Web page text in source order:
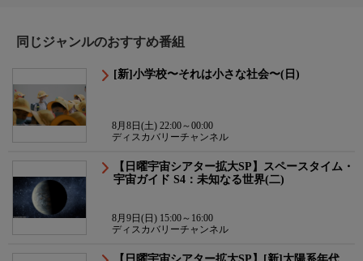
同じジャンルのおすすめ番組
[新]小学校〜それは小さな社会〜(日)
8月8日(土) 22:00～00:00
ディスカバリーチャンネル
【日曜宇宙シアター拡大SP】スペースタイム・
宇宙ガイド S4：未知なる世界(二)
8月9日(日) 15:00～16:00
ディスカバリーチャンネル